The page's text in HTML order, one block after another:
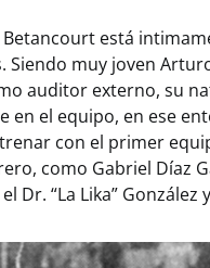
está
Siendo muy joven
auditor externo, su
el equipo, en ese
con el primer
como Gabriel Díaz
Dr. “La Lika”